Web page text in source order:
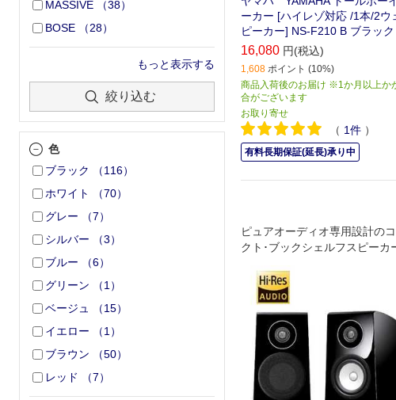
MASSIVE
（38）
BOSE
（28）
もっと表示する
絞り込む
色
ブラック
（116）
ホワイト
（70）
グレー
（7）
シルバー
（3）
ブルー
（6）
グリーン
（1 ）
ベージュ
（15）
イエロー
（1 ）
ブラウン
（50）
レッド
（7）
ーカー [ハイレゾ対応 /1本/2ウ
ピーカー] NS-F210 B ブラック
16,080 円(税込)
1,608 ポイント (10%)
商品入荷後のお届け ※1か月以上か
合がございます
お取り寄せ
（ 1件 ）
有料長期保証(延長)承り中
ピュアオーディオ専用設計の
クト･ブックシェルフスピーカ